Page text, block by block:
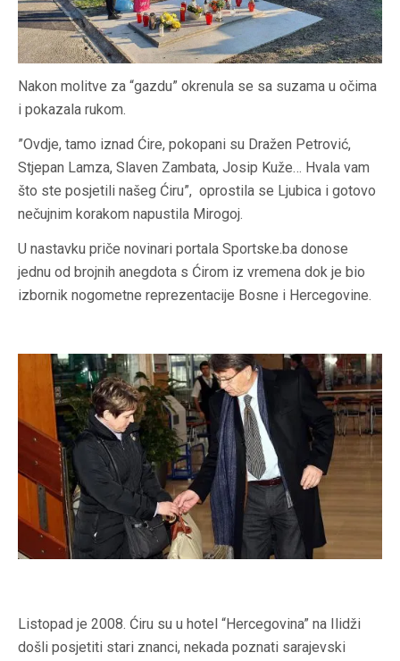
Nakon molitve za “gazdu” okrenula se sa suzama u očima
i pokazala rukom.
”Ovdje, tamo iznad Ćire, pokopani su Dražen Petrović,
Stjepan Lamza, Slaven Zambata, Josip Kuže… Hvala vam
što ste posjetili našeg Ćiru”, oprostila se Ljubica i gotovo
nečujnim korakom napustila Mirogoj.
U nastavku priče novinari portala Sportske.ba donose
jednu od brojnih anegdota s Ćirom iz vremena dok je bio
izbornik nogometne reprezentacije Bosne i Hercegovine.
Listopad je 2008. Ćiru su u hotel “Hercegovina” na Ilidži
došli posjetiti stari znanci, nekada poznati sarajevski